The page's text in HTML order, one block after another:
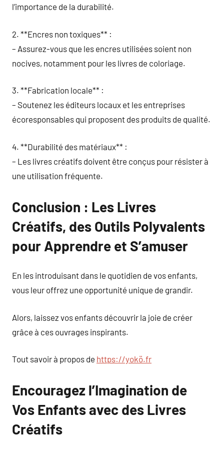
l’importance de la durabilité.
2. **Encres non toxiques** :
– Assurez-vous que les encres utilisées soient non
nocives, notamment pour les livres de coloriage.
3. **Fabrication locale** :
– Soutenez les éditeurs locaux et les entreprises
écoresponsables qui proposent des produits de qualité.
4. **Durabilité des matériaux** :
– Les livres créatifs doivent être conçus pour résister à
une utilisation fréquente.
Conclusion : Les Livres
Créatifs, des Outils Polyvalents
pour Apprendre et S’amuser
En les introduisant dans le quotidien de vos enfants,
vous leur offrez une opportunité unique de grandir.
Alors, laissez vos enfants découvrir la joie de créer
grâce à ces ouvrages inspirants.
Tout savoir à propos de https://yokö.fr
Encouragez l’Imagination de
Vos Enfants avec des Livres
Créatifs